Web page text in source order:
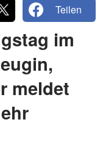
Teilen
im
meldet